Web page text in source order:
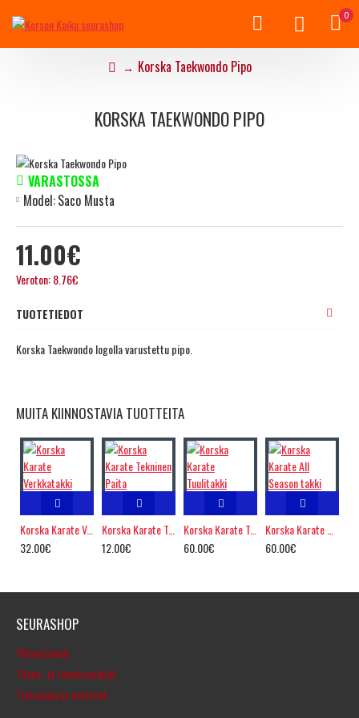
0
Korska Taekwondo Pipo
KORSKA TAEKWONDO PIPO
11.00€
Veroton: 8.76€
VARASTOSSA
Model:Saco Musta
TUOTETIEDOT
Korska Taekwondo logolla varustettu pipo.
MUITA KIINNOSTAVIA TUOTTEITA
Korska Karate Verkkatakki
32.00€
Korska Karate Tekninen Paita
12.00€
Korska Karate Tuulitakki
60.00€
60.00€
SEURASHOP
Yhteystiedot
Tilaus- ja toimitusehdot
Tietosuoja ja evästeet